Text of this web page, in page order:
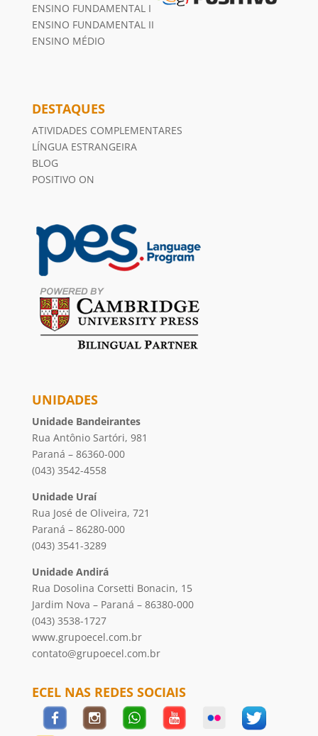
ENSINO FUNDAMENTAL I
ENSINO FUNDAMENTAL II
ENSINO MÉDIO
DESTAQUES
ATIVIDADES COMPLEMENTARES
LÍNGUA ESTRANGEIRA
BLOG
POSITIVO ON
UNIDADES
Unidade Bandeirantes
Rua Antônio Sartóri, 981
Paraná – 86360-000
(043) 3542-4558
Unidade Uraí
Rua José de Oliveira, 721
Paraná – 86280-000
(043) 3541-3289
Unidade Andirá
Rua Dosolina Corsetti Bonacin, 15
Jardim Nova – Paraná – 86380-000
(043) 3538-1727
www.grupoecel.com.br
contato@grupoecel.com.br
ECEL NAS REDES SOCIAIS